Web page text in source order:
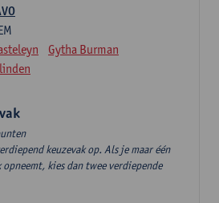
Gytha Burman
keuzevak op. Als je maar één
kies dan twee verdiepende